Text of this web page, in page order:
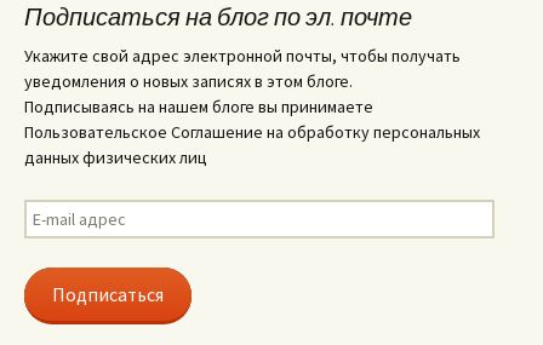
Подписаться на блог по эл. почте
Укажите свой адрес электронной почты, чтобы получать
уведомления о новых записях в этом блоге.
Подписываясь на нашем блоге вы принимаете
Пользовательское Соглашение на обработку персональных
данных физических лиц
E-
mail
Подписаться